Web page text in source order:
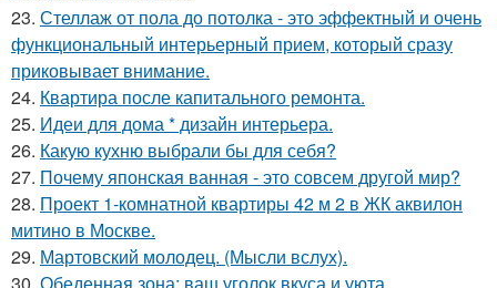
23. Стеллаж от пола до потолка - это эффектный и очень
функциональный интерьерный прием, который сразу
приковывает внимание.
24. Квартира после капитального ремонта.
25. Идеи для дома * дизайн интерьера.
26. Какую кухню выбрали бы для себя?
27. Почему японская ванная - это совсем другой мир?
28. Проект 1-комнатной квартиры 42 м 2 в ЖК аквилон
митино в Москве.
29. Мартовский молодец. (Мысли вслух).